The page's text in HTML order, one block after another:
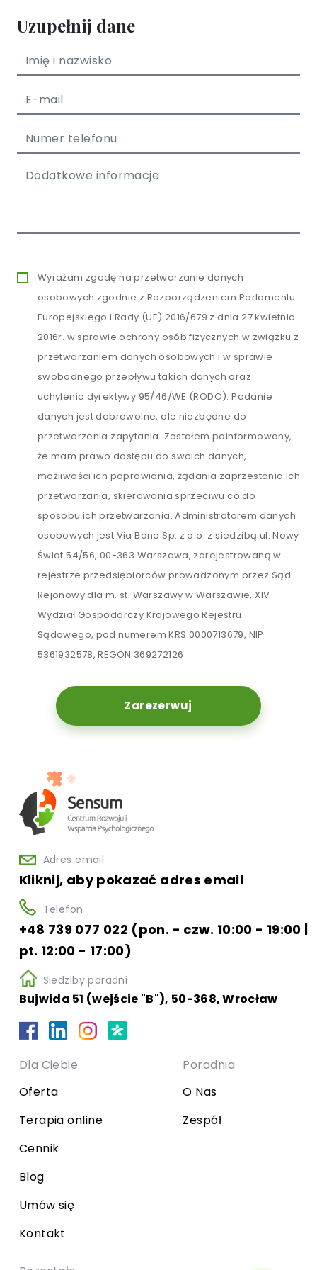
Uzupełnij dane
Wyrażam zgodę na przetwarzanie danych
osobowych zgodnie z Rozporządzeniem Parlamentu
Europejskiego i Rady (UE) 2016/679 z dnia 27 kwietnia
2016r. w sprawie ochrony osób fizycznych w związku z
przetwarzaniem danych osobowych i w sprawie
swobodnego przepływu takich danych oraz
uchylenia dyrektywy 95/46/WE (RODO). Podanie
danych jest dobrowolne, ale niezbędne do
przetworzenia zapytania. Zostałem poinformowany,
że mam prawo dostępu do swoich danych,
możliwości ich poprawiania, żądania zaprzestania ich
przetwarzania, skierowania sprzeciwu co do
sposobu ich przetwarzania. Administratorem danych
osobowych jest Via Bona Sp. z o.o. z siedzibą ul. Nowy
Świat 54/56, 00-363 Warszawa, zarejestrowaną w
rejestrze przedsiębiorców prowadzonym przez Sąd
Rejonowy dla m. st. Warszawy w Warszawie, XIV
Wydział Gospodarczy Krajowego Rejestru
Sądowego, pod numerem KRS 0000713679, NIP
5361932578, REGON 369272126
Zarezerwuj
Adres email
Kliknij, aby pokazać adres email
Telefon
+48 739 077 022 (pon. - czw. 10:00 - 19:00 |
pt. 12:00 - 17:00)
Siedziby poradni
Bujwida 51 (wejście "B"), 50-368, Wrocław
Dla Ciebie
Oferta
Terapia online
Cennik
Blog
Umów się
Kontakt
Poradnia
O Nas
Zespół